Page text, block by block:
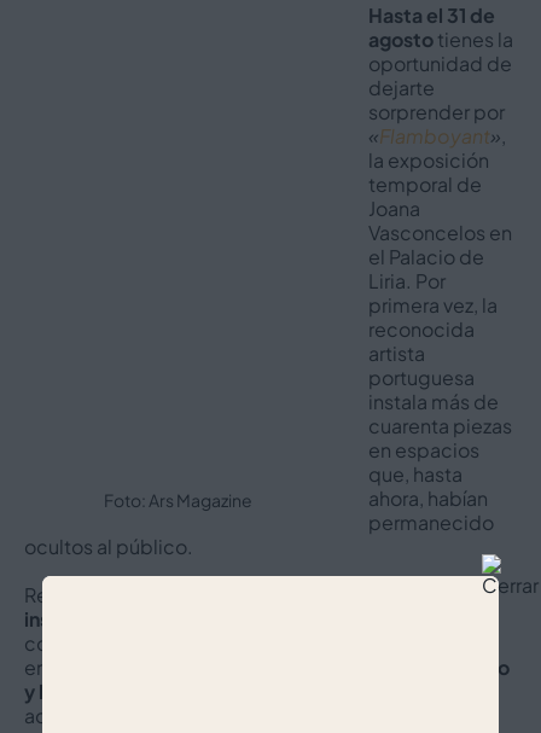
Foto: Ars Magazine
Hasta el 31 de
agostotienes la
oportunidad de
dejarte
sorprender por
«Flamboyant»,
la exposición
temporal de
Joana
Vasconcelos en
el Palacio de
Liria. Por
primera vez, la
reconocida
artista
portuguesa
instala más de
cuarenta piezas
en espacios
que, hasta
ahora, habían
permanecido
ocultos al público.
Reconocida por sus
instalaciones inmersivas
cotidianos y redefine el concepto de artes y oficios
en el siglo XXI, generando
relaciones entre lo privado
y lo público
académica.